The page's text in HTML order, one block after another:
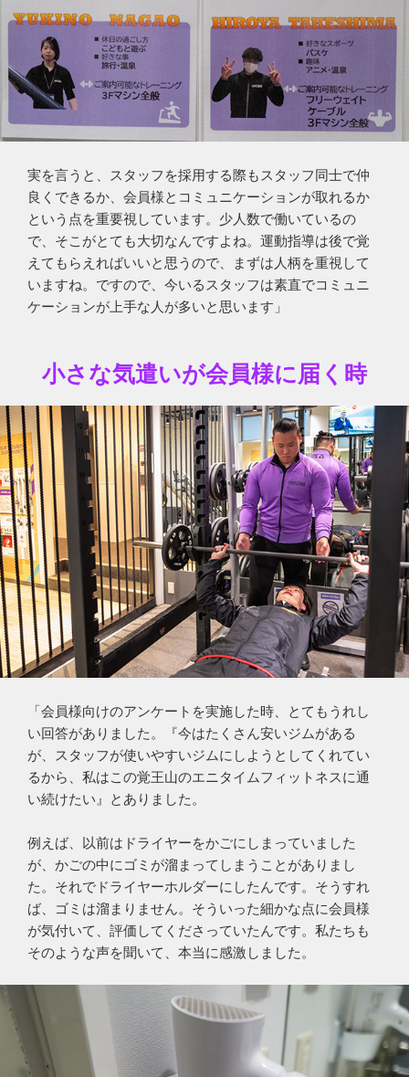
実を言うと、スタッフを採用する際もスタッフ同士で仲
良くできるか、会員様とコミュニケーションが取れるか
という点を重要視しています。少人数で働いているの
で、そこがとても大切なんですよね。運動指導は後で覚
えてもらえればいいと思うので、まずは人柄を重視して
いますね。ですので、今いるスタッフは素直でコミュニ
ケーションが上手な人が多いと思います」
小さな気遣いが会員様に届く時
「会員様向けのアンケートを実施した時、とてもうれし
い回答がありました。『今はたくさん安いジムがある
が、スタッフが使いやすいジムにしようとしてくれてい
るから、私はこの覚王山のエニタイムフィットネスに通
い続けたい』とありました。
例えば、以前はドライヤーをかごにしまっていました
が、かごの中にゴミが溜まってしまうことがありまし
た。それでドライヤーホルダーにしたんです。そうすれ
ば、ゴミは溜まりません。そういった細かな点に会員様
が気付いて、評価してくださっていたんです。私たちも
そのような声を聞いて、本当に感激しました。